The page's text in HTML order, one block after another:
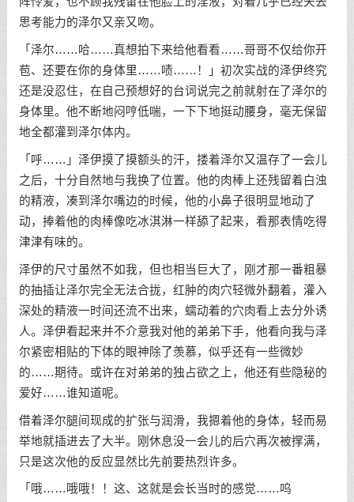
思考能力的泽尔又亲又吻。
「泽尔……哈……真想拍下来给他看看……哥哥不仅给你开
苞、还要在你的身体里……啧……！」初次实战的泽伊终究
还是没忍住，在自己预想好的台词说完之前就射在了泽尔的
身体里。他不断地闷哼低喘，一下下地挺动腰身，毫无保留
地全都灌到泽尔体内。
「呼……」泽伊摸了摸额头的汗，搂着泽尔又温存了一会儿
之后，十分自然地与我换了位置。他的肉棒上还残留着白浊
的精液，凑到泽尔嘴边的时候，他的小鼻子很明显地动了
动，捧着他的肉棒像吃冰淇淋一样舔了起来，看那表情吃得
津津有味的。
泽伊的尺寸虽然不如我，但也相当巨大了，刚才那一番粗暴
的抽插让泽尔完全无法合拢，红肿的肉穴轻微外翻着，灌入
深处的精液一时间还流不出来，蠕动着的穴肉看上去分外诱
人。泽伊看起来并不介意我对他的弟弟下手，他看向我与泽
尔紧密相贴的下体的眼神除了羡慕，似乎还有一些微妙
的……期待。或许在对弟弟的独占欲之上，他还有些隐秘的
爱好……谁知道呢。
借着泽尔腿间现成的扩张与润滑，我摁着他的身体，轻而易
举地就插进去了大半。刚休息没一会儿的后穴再次被撑满，
只是这次他的反应显然比先前要热烈许多。
「哦……哦哦！！这、这就是会长当时的感觉……呜